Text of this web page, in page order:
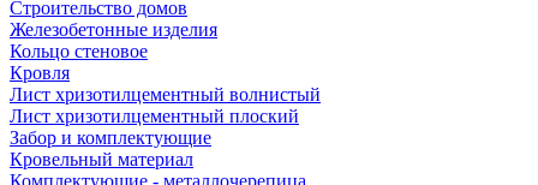
Строительство домов
Железобетонные изделия
Кольцо стеновое
Кровля
Лист хризотилцементный волнистый
Лист хризотилцементный плоский
Забор и комплектующие
Кровельный материал
Комплектующие - металлочерепица